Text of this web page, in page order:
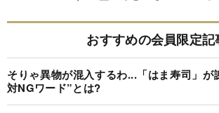
おすすめの会員限定記
そりゃ異物が混入するわ...「はま寿司」が
対NGワード”とは?